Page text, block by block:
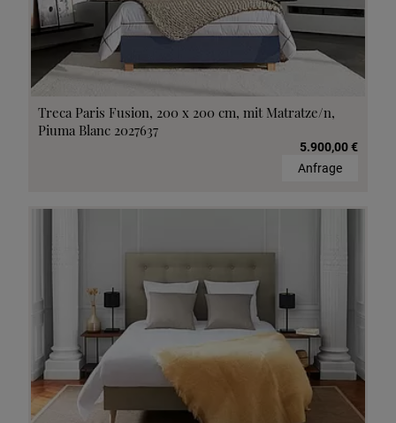
Treca Paris Fusion, 200 x 200 cm, mit Matratze/n,
Piuma Blanc 2027637
5.900,00 €
Anfrage